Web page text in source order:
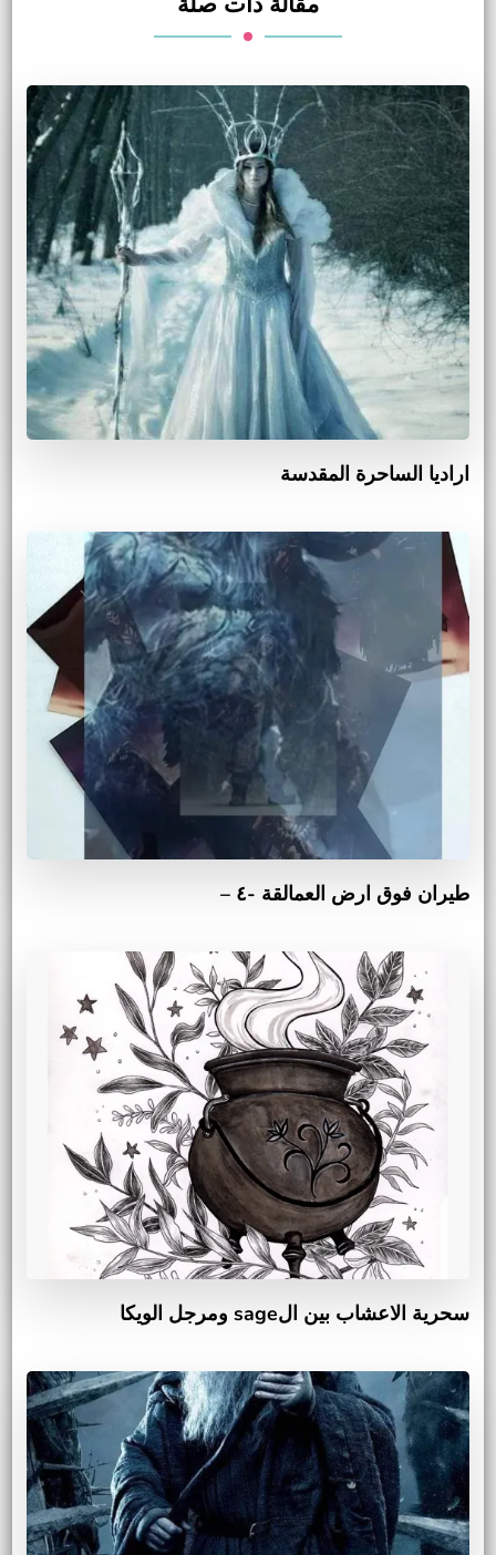
اراديا الساحرة المقدسة
طيران فوق ارض العمالقة -٤ –
سحرية الاعشاب بين الsage ومرجل الويكا